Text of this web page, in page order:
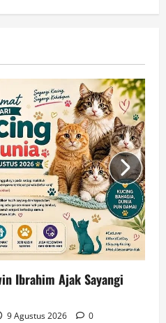
Ibrahim Ajak Sayangi
9 Agustus 2026 0